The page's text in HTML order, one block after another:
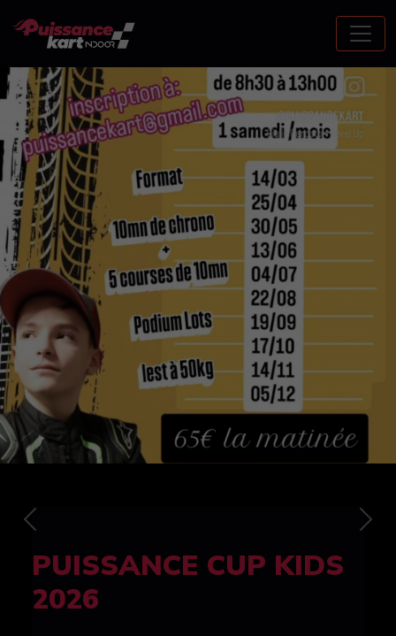
FELINE CUP 100%
féminine
Previous Next